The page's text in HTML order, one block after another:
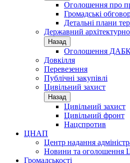
Оголошення про
Громадські
Детальні плани
Державний
Назад
Оголошення
Довкілля
Перевезення
Публічні закупівлі
Цивільний захист
Назад
Цивільний захист
Цивільний фронт
Нацспротив
ЦНАП
Центр надання
Новини та
Громадськості